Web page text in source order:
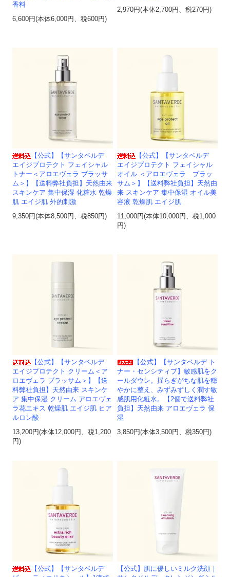
香料
6,600円(本体6,000円、税600円)
2,970円(本体2,700円、税270円)
【公式】【サンタベルデ
エイジプロテクト フェイシャル
トナー＜アロエヴェラ ブラッサ
ム＞】【送料弊社負担】天然由来
スキンケア 集中保湿 化粧水 乾燥
肌 エイジ肌 外的刺激
9,350円(本体8,500円、税850円)
【公式】【サンタベルデ
エイジプロテクト フェイシャル
オイル ＜アロエヴェラ ブラッ
サム＞】【送料弊社負担】天然由
来 スキンケア 集中保湿 オイル美
容液 乾燥肌 エイジ肌
11,000円(本体10,000円、税1,000
円)
【公式】【サンタベルデ
エイジプロテクト クリーム＜ア
ロエヴェラ ブラッサム＞】【送
料弊社負担】天然由来 スキンケ
ア 集中保湿 クリーム アロエヴェ
ラ花エキス 乾燥肌 エイジ肌 ヒア
ルロン酸
13,200円(本体12,000円、税1,200
円)
【公式】【サンタベルデ ト
ナー・センシティブ】敏感肌をク
ールダウン。揺らぎがちな肌を穏
やかに整え、みずみずしく潤す敏
感肌用化粧水。【2個で送料弊社
負担】天然由来 アロエヴェラ 保
湿
3,850円(本体3,500円、税350円)
【公式】【サンタベルデ
【公式】肌に優しいミルク洗顔｜